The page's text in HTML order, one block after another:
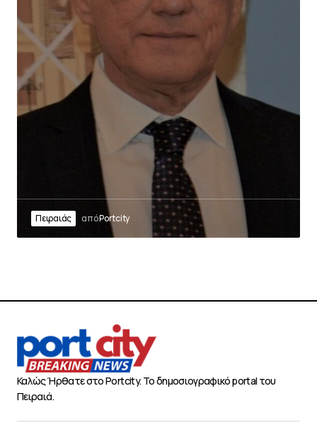
Πειραιάς απόPortcity
Καλώς Ήρθατε στο Portcity. Το δημοσιογραφικό portal του
Πειραιά.